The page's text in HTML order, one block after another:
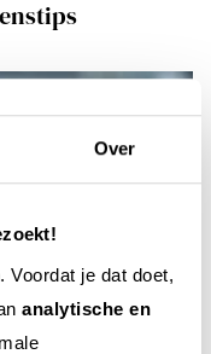
Over
Voordat je dat doet,
analytische en